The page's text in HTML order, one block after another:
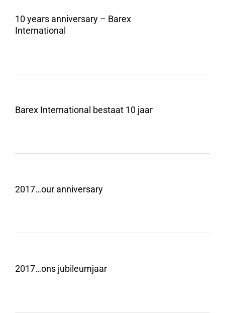
10 years anniversary – Barex
International
Barex International bestaat 10 jaar
2017…our anniversary
2017…ons jubileumjaar